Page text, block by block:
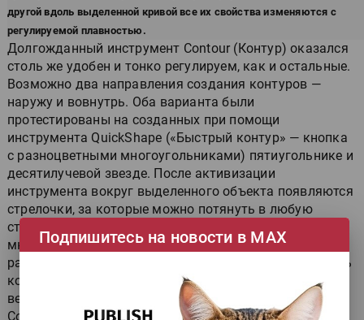
другой вдоль выделенной кривой все их свойства изменяются с
регулируемой плавностью.
Долгожданный инструмент Contour (Контур) оказался
столь же удобен и тонко регулируем, как и остальные.
Возможно два направления создания контуров —
наружу и вовнутрь. Оба варианта были
протестированы на созданных при помощи
инструмента QuickShape («Быстрый контур» — кнопка
с разноцветными многоугольниками) пятиугольнике и
десятилучевой звезде. После активизации
инструмента вокруг выделенного объекта появляются
стрелочки, за которые можно потянуть в любую
сторону. Тут же вокруг объекта создается
многоступенчатый контур. Количество ступеней или
расстояние между ними, а также нелинейный профиль
контуров вокруг объекта доступны регулированию в
верхней горизонтальной панели свойств инструмента
Contour.
Подпишитесь на новости в МАХ